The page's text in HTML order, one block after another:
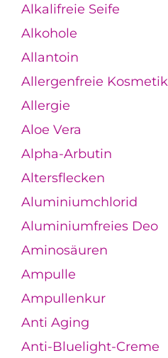
Alkalifreie Seife
Alkohole
Allantoin
Allergenfreie Kosmetik
Allergie
Aloe Vera
Alpha-Arbutin
Altersflecken
Aluminiumchlorid
Aluminiumfreies Deo
Aminosäuren
Ampulle
Ampullenkur
Anti Aging
Anti-Bluelight-Creme